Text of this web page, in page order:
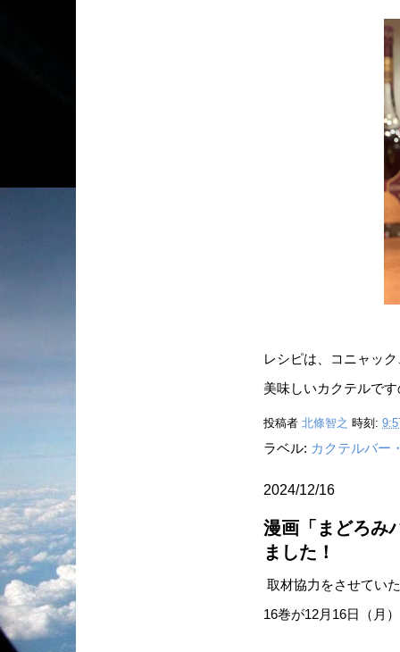
レシピは、コニャッ
美味しいカクテルで
投稿者 北條智之 時刻:
ラベル: カクテルバー
2024/12/16
漫画「まどろみ
ました！
取材協力をさせてい
16巻が12月16日（月